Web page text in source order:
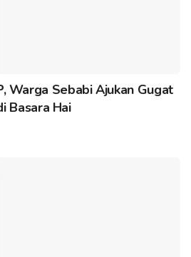
Warga Sebabi Ajukan Gugat
Basara Hai